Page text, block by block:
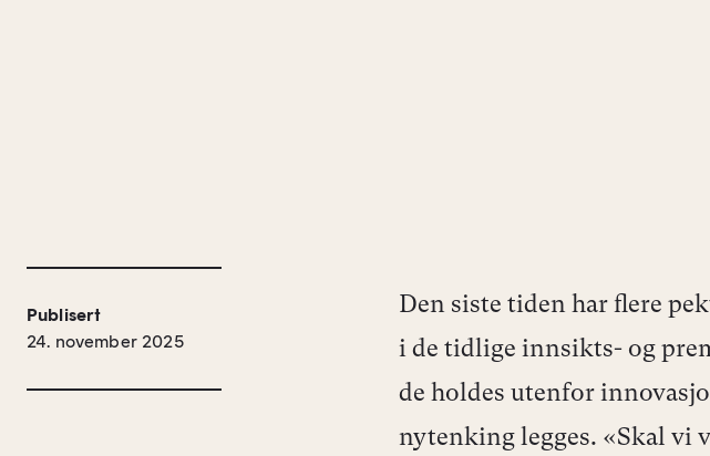
Publisert
24. november 2025
Den siste tiden har flere
i de tidlige innsikts- og
de holdes utenfor
nytenking legges. «Skal vi